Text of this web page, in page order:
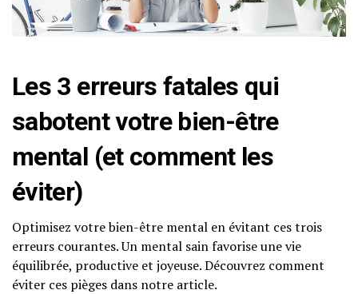
Les 3 erreurs fatales qui
sabotent votre bien-être
mental (et comment les
éviter)
Optimisez votre bien-être mental en évitant ces trois
erreurs courantes. Un mental sain favorise une vie
équilibrée, productive et joyeuse. Découvrez comment
éviter ces pièges dans notre article.